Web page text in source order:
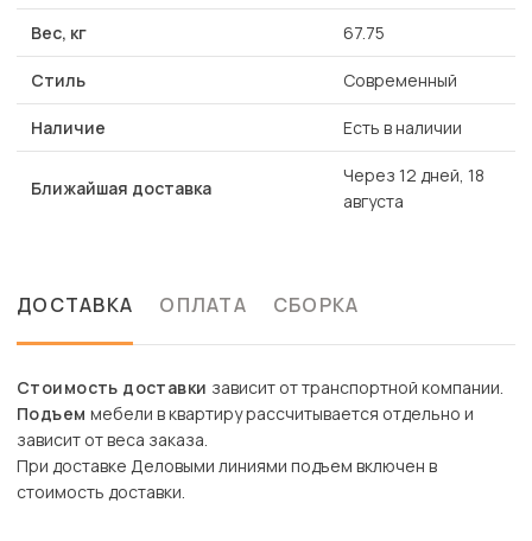
Вес, кг 67.75
Стиль Современный
Наличие Есть в наличии
Ближайшая доставка
Через 12 дней, 18
августа
ДОСТАВКА ОПЛАТА СБОРКА
Стоимость доставки зависит от транспортной компании.
Подъем мебели в квартиру рассчитывается отдельно и
зависит от веса заказа.
При доставке Деловыми линиями подъем включен в
стоимость доставки.